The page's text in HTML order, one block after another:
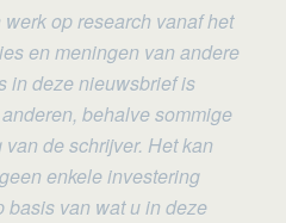
op research vanaf het
en meningen van andere
in deze nieuwsbrief is
behalve sommige
de schrijver. Het kan
enkele investering
basis van wat u in deze